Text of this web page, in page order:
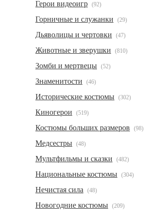
Герои видеоигр (92)
Горничные и служанки (29)
Дьяволицы и чертовки (47)
Животные и зверушки (810)
Зомби и мертвецы (52)
Знаменитости (46)
Исторические костюмы (302)
Киногерои (519)
Костюмы больших размеров (98)
Медсестры (48)
Мультфильмы и сказки (482)
Национальные костюмы (304)
Нечистая сила (48)
Новогодние костюмы (209)